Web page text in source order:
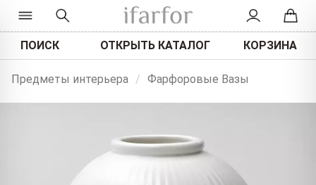
ПОИСК ОТКРЫТЬ КАТАЛОГ КОРЗИНА
Предметы интерьера / Фарфоровые Вазы